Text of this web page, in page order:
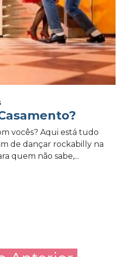
vocês? Aqui está tudo
de dançar rockabilly na
quem não sabe,...